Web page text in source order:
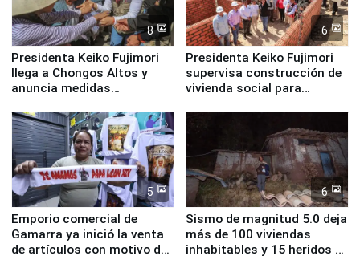
8
Presidenta Keiko Fujimori
llega a Chongos Altos y
anuncia medidas
educación, salud y empleo
6
Presidenta Keiko Fujimori
supervisa construcción de
vivienda social para
5
Emporio comercial de
Gamarra ya inició la venta
de artículos con motivo de
6
Sismo de magnitud 5.0 deja
más de 100 viviendas
inhabitables y 15 heridos en